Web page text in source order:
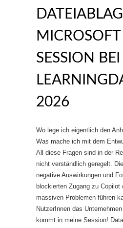
SESSION BEI
2026
Wo lege ich eigentlich den
Was mache ich mit dem
All diese Fragen sind in der
nicht verständlich geregelt.
negative Auswirkungen und
blockierten Zugang zu Copilot
massiven Problemen führen
NutzerInnen das
kommt in meine Session!